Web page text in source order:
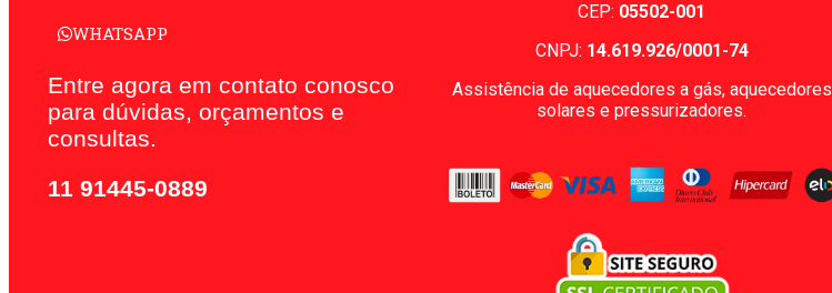
WHATSAPP
Entre agora em contato conosco
para dúvidas, orçamentos e
consultas.
11 91445-0889
CEP: 05502-001
CNPJ: 14.619.926/0001-74
Assistência de aquecedores a gás, aquecedores
solares e pressurizadores.